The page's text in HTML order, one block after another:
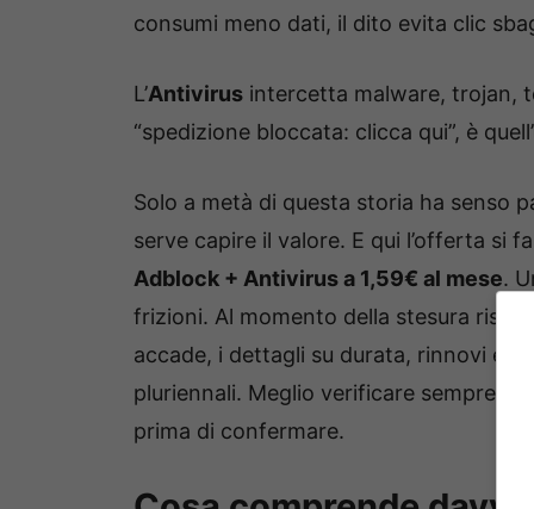
consumi meno dati, il dito evita clic
L’Antivirus intercetta malware, trojan,
“spedizione bloccata: clicca qui”, è
Solo a metà di questa storia ha senso
serve capire il valore. E qui l’offerta si
Adblock + Antivirus a 1,59€ al mese.
frizioni. Al momento della stesura
accade, i dettagli su durata, rinnovi e
pluriennali. Meglio verificare sempre
prima di confermare.